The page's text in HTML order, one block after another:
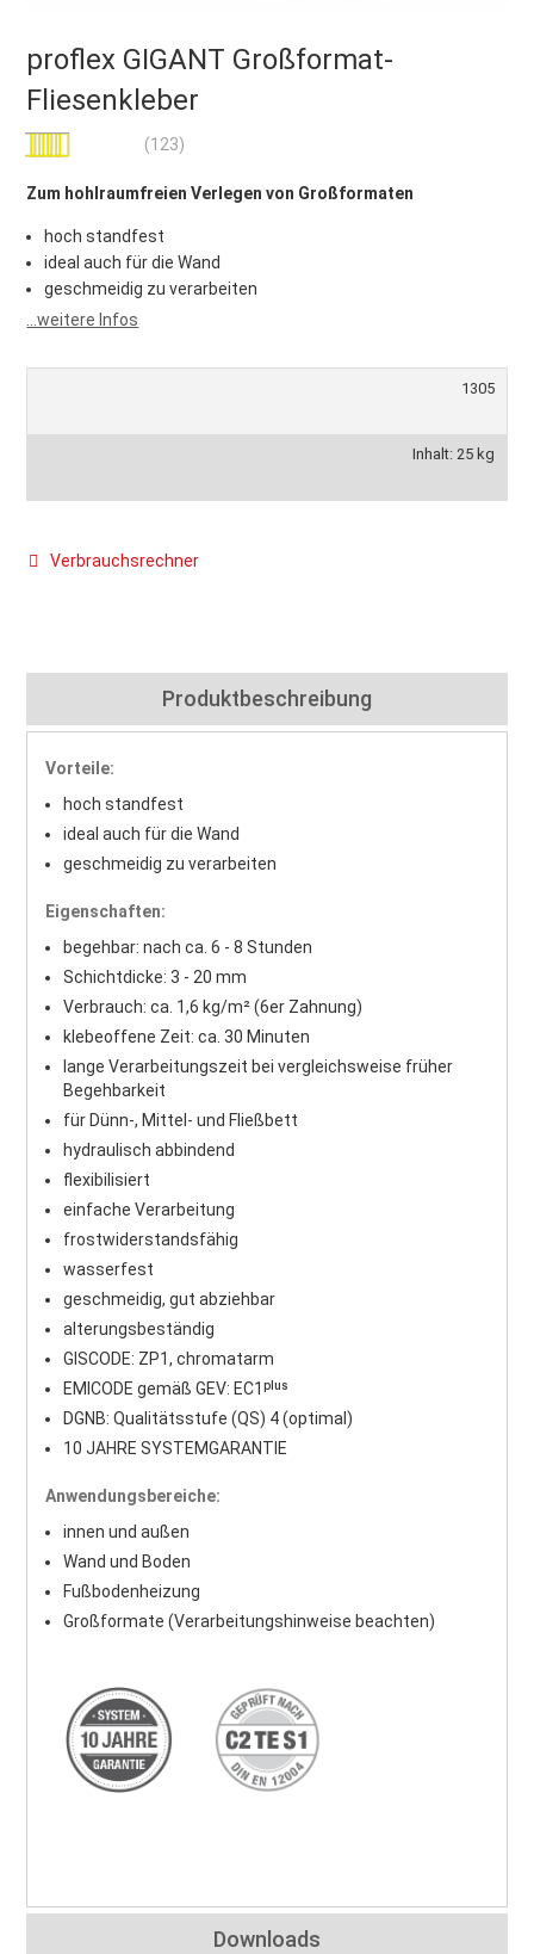
proflex GIGANT Großformat-
Fliesenkleber
Bewertung: (123)
Zum hohlraumfreien Verlegen von Großformaten
hoch standfest
ideal auch für die Wand
geschmeidig zu verarbeiten
...weitere Infos
1305
Inhalt: 25 kg
Verbrauchsrechner
Produktbeschreibung
Vorteile:
hoch standfest
ideal auch für die Wand
geschmeidig zu verarbeiten
Eigenschaften:
begehbar: nach ca. 6 - 8 Stunden
Schichtdicke: 3 - 20 mm
Verbrauch: ca. 1,6 kg/m² (6er Zahnung)
klebeoffene Zeit: ca. 30 Minuten
lange Verarbeitungszeit bei vergleichsweise früher
Begehbarkeit
für Dünn-, Mittel- und Fließbett
hydraulisch abbindend
flexibilisiert
einfache Verarbeitung
frostwiderstandsfähig
wasserfest
geschmeidig, gut abziehbar
alterungsbeständig
GISCODE: ZP1, chromatarm
EMICODE gemäß GEV: EC1ᵖˡᵘˢ
DGNB: Qualitätsstufe (QS) 4 (optimal)
10 JAHRE SYSTEMGARANTIE
Anwendungsbereiche:
innen und außen
Wand und Boden
Fußbodenheizung
Großformate (Verarbeitungshinweise beachten)
Downloads